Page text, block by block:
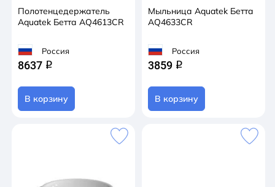
Полотенцедержатель
Aquatek Бетта AQ4613CR
Россия
8637 q
В корзину
Мыльница Aquatek Бетта
AQ4633CR
Россия
3859 q
В корзину